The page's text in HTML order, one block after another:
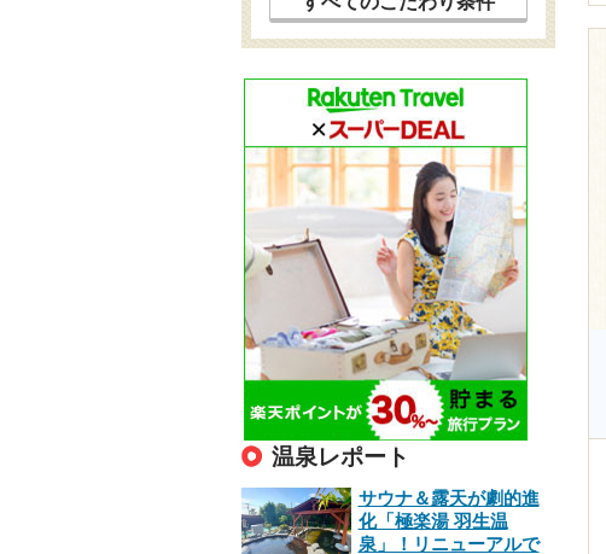
温泉レポート
サウナ＆露天が劇的進
化「極楽湯 羽生温
泉」！リニューアルで